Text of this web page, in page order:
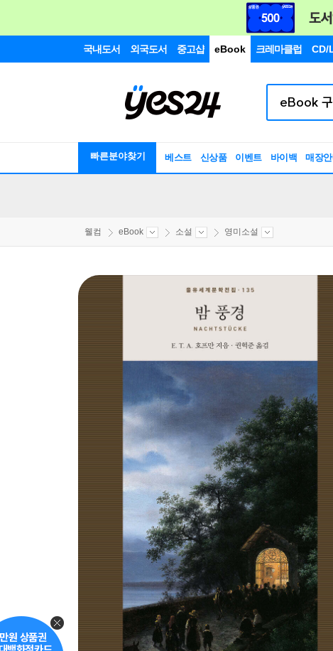
국내도서 외국도서 중고샵 eBook 크레마클럽 CD/
빠른분야찾기 베스트 신상품 이벤트 바이백 매장
웰컴 eBook 소설 영미소설